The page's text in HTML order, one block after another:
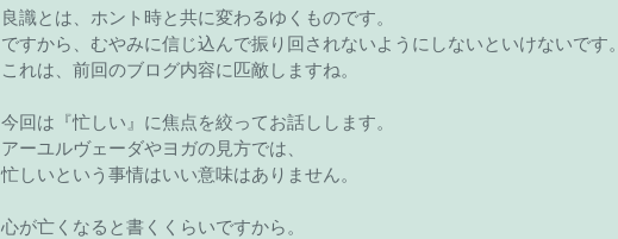
良識とは、ホント時と共に変わるゆくものです。
ですから、むやみに信じ込んで振り回されないようにしないといけないです。
これは、前回のブログ内容に匹敵しますね。
今回は『忙しい』に焦点を絞ってお話しします。
アーユルヴェーダやヨガの見方では、
忙しいという事情はいい意味はありません。
心が亡くなると書くくらいですから。